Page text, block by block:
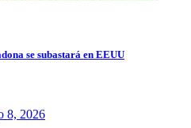
se subastará en EEUU
8, 2026